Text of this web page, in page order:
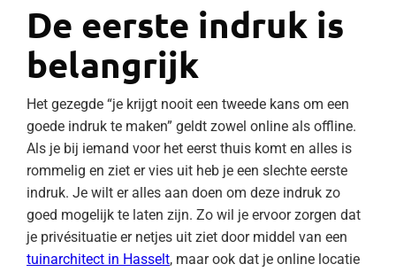
De eerste indruk is
belangrijk
Het gezegde “je krijgt nooit een tweede kans om een
goede indruk te maken” geldt zowel online als offline.
Als je bij iemand voor het eerst thuis komt en alles is
rommelig en ziet er vies uit heb je een slechte eerste
indruk. Je wilt er alles aan doen om deze indruk zo
goed mogelijk te laten zijn. Zo wil je ervoor zorgen dat
je privésituatie er netjes uit ziet door middel van een
tuinarchitect in Hasselt, maar ook dat je online locatie